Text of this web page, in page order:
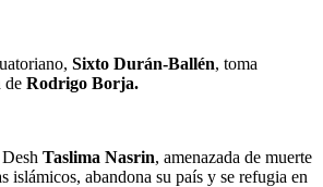
Sixto Durán-Ballén, toma
de Rodrigo Borja.
Taslima Nasrin, amenazada de muerte
islámicos, abandona su país y se refugia en